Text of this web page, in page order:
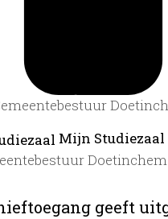
Mijn
geeft